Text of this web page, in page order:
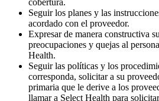
cobertura.
Seguir los planes y las
acordado con el proveedor.
Expresar de manera constructiva
preocupaciones y quejas al
Health.
Seguir las políticas y los
corresponda, solicitar a su
primaria que le derive a los
llamar a Select Health para